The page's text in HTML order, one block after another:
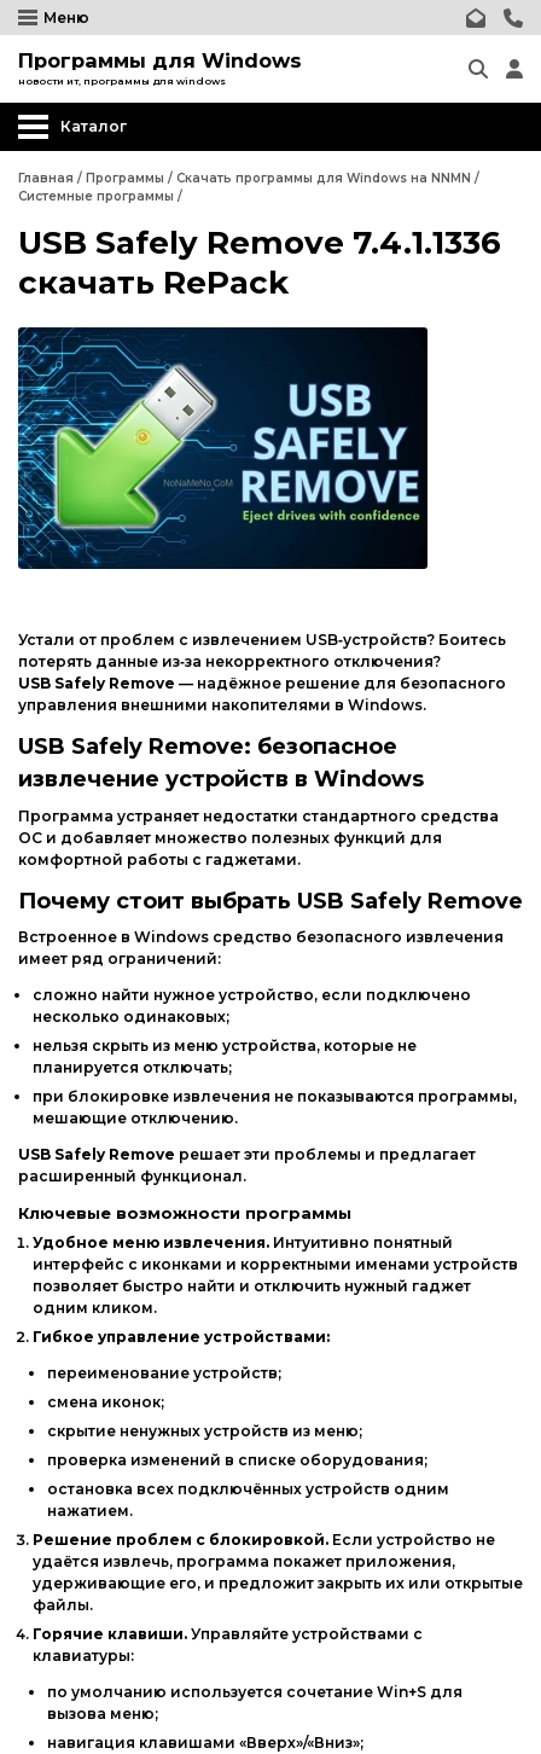
Меню
Программы для Windows
новости ит, программы для windows
Каталог
Другие программы
Системные программы
Программы для Бизнеса
Дизайн - графика
Обработка текста
Интернет и сеть
Мультимедиа
Образование
Игры
Главная / Программы / Скачать программы для Windows на NNMN /
Системные программы /
USB Safely Remove 7.4.1.1336
скачать RePack
Устали от проблем с извлечением USB‑устройств? Боитесь
потерять данные из‑за некорректного отключения?
USB Safely Remove — надёжное решение для безопасного
управления внешними накопителями в Windows.
USB Safely Remove: безопасное
извлечение устройств в Windows
Программа устраняет недостатки стандартного средства
ОС и добавляет множество полезных функций для
комфортной работы с гаджетами.
Почему стоит выбрать USB Safely Remove
Встроенное в Windows средство безопасного извлечения
имеет ряд ограничений:
сложно найти нужное устройство, если подключено
несколько одинаковых;
нельзя скрыть из меню устройства, которые не
планируется отключать;
при блокировке извлечения не показываются программы,
мешающие отключению.
USB Safely Remove решает эти проблемы и предлагает
расширенный функционал.
Ключевые возможности программы
Удобное меню извлечения. Интуитивно понятный
интерфейс с иконками и корректными именами устройств
позволяет быстро найти и отключить нужный гаджет
одним кликом.
Гибкое управление устройствами:
переименование устройств;
смена иконок;
скрытие ненужных устройств из меню;
проверка изменений в списке оборудования;
остановка всех подключённых устройств одним
нажатием.
Решение проблем с блокировкой. Если устройство не
удаётся извлечь, программа покажет приложения,
удерживающие его, и предложит закрыть их или открытые
файлы.
Горячие клавиши. Управляйте устройствами с
клавиатуры:
по умолчанию используется сочетание Win+S для
вызова меню;
навигация клавишами «Вверх»/«Вниз»;
Другие программы
Программы для Бизнеса
Интернет и сеть
Безопасность
Мультимедиа
Образование
Игры